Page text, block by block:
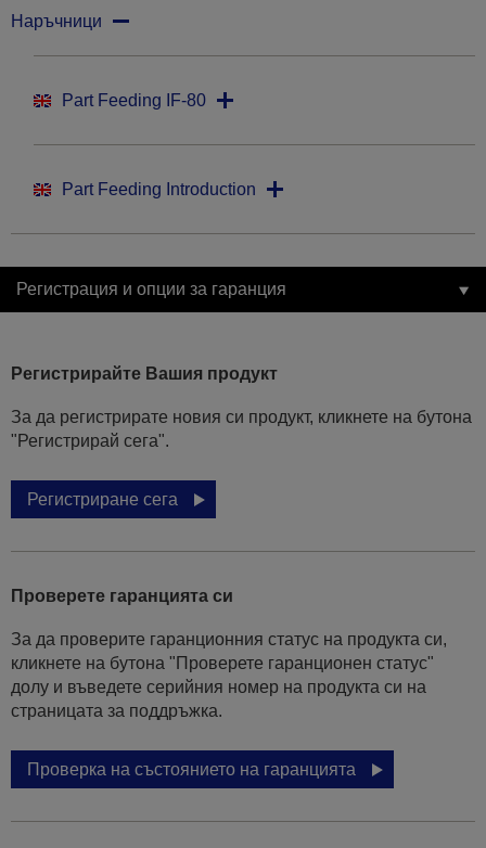
Наръчници
Part Feeding IF-80
Part Feeding Introduction
Регистрация и опции за гаранция
Регистрирайте Вашия продукт
За да регистрирате новия си продукт, кликнете на бутона
"Регистрирай сега".
Регистриране сега
Проверете гаранцията си
За да проверите гаранционния статус на продукта си,
кликнете на бутона "Проверете гаранционен статус"
долу и въведете серийния номер на продукта си на
страницата за поддръжка.
Проверка на състоянието на гаранцията